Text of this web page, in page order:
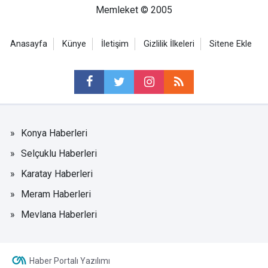
Memleket © 2005
Anasayfa Künye İletişim Gizlilik İlkeleri Sitene Ekle
Konya Haberleri
Selçuklu Haberleri
Karatay Haberleri
Meram Haberleri
Mevlana Haberleri
Haber Portalı Yazılımı